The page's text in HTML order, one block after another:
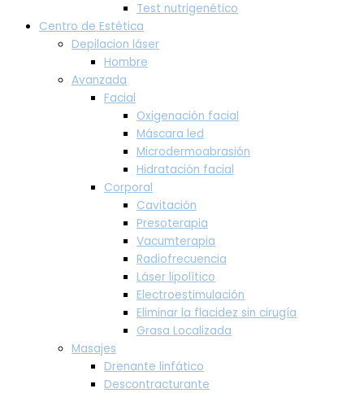
Test nutrigenético
Centro de Estética
Depilacion láser
Hombre
Avanzada
Facial
Oxigenación facial
Máscara led
Microdermoabrasión
Hidratación facial
Corporal
Cavitación
Presoterapia
Vacumterapia
Radiofrecuencia
Láser lipolítico
Electroestimulación
Eliminar la flacidez sin cirugía
Grasa Localizada
Masajes
Drenante linfático
Descontracturante